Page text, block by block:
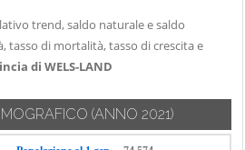
trend, saldo naturale e saldo
tasso di mortalità, tasso di crescita e
di WELS-LAND
(ANNO 2021)